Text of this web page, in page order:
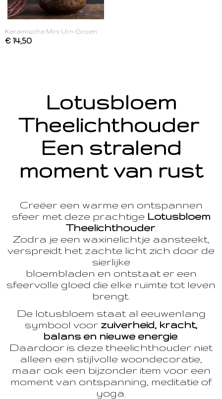
Keramische Mini Urn Groen
€ 14,50
Lotusbloem
Theelichthouder
Een stralend
moment van rust
Creëer een warme en ontspannen
sfeer met deze prachtige Lotusbloem
Theelichthouder.
Zodra je een waxinelichtje aansteekt,
verspreidt het zachte licht zich door de
sierlijke
bloembladen en ontstaat er een
sfeervolle gloed die elke ruimte tot leven
brengt.
De lotusbloem staat al eeuwenlang
symbool voor zuiverheid, kracht,
balans en nieuwe energie
Daardoor is deze theelichthouder niet
alleen een stijlvolle woondecoratie,
maar ook een bijzonder item voor een
moment van ontspanning, meditatie of
yoga.